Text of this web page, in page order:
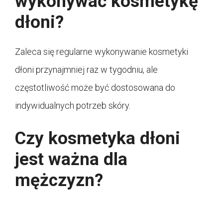
dłoni?
Zaleca się regularne wykonywanie kosmetyki
dłoni przynajmniej raz w tygodniu, ale
częstotliwość może być dostosowana do
indywidualnych potrzeb skóry.
Czy kosmetyka dłoni
jest ważna dla
mężczyzn?